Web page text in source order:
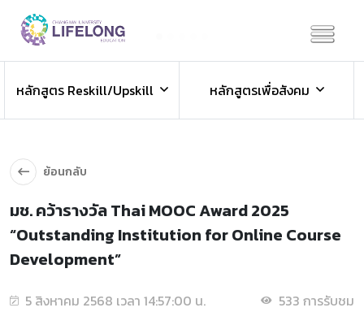
ข่าวประชาสัมพันธ์
ข่าวสารองค์กร ข่าวสารกิจกรรม
หลักสูตร Reskill/Upskill
หลักสูตรเพื่อสังคม
ย้อนกลับ
มช. คว้ารางวัล Thai MOOC Award 2025
“Outstanding Institution for Online Course
Development”
5 สิงหาคม 2568 เวลา 14:57:00 น. 533 การรับชม